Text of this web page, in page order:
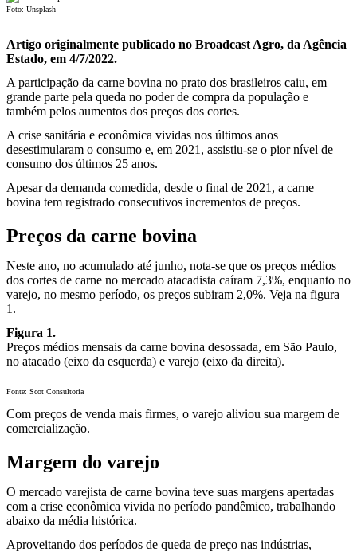
Foto: Unsplash
Artigo originalmente publicado no Broadcast Agro, da Agência
Estado, em 4/7/2022.
A participação da carne bovina no prato dos brasileiros caiu, em
grande parte pela queda no poder de compra da população e
também pelos aumentos dos preços dos cortes.
A crise sanitária e econômica vividas nos últimos anos
desestimularam o consumo e, em 2021, assistiu-se o pior nível de
consumo dos últimos 25 anos.
Apesar da demanda comedida, desde o final de 2021, a carne
bovina tem registrado consecutivos incrementos de preços.
Preços da carne bovina
Neste ano, no acumulado até junho, nota-se que os preços médios
dos cortes de carne no mercado atacadista caíram 7,3%, enquanto no
varejo, no mesmo período, os preços subiram 2,0%. Veja na figura
1.
Figura 1.
Preços médios mensais da carne bovina desossada, em São Paulo,
no atacado (eixo da esquerda) e varejo (eixo da direita).
Fonte: Scot Consultoria
Com preços de venda mais firmes, o varejo aliviou sua margem de
comercialização.
Margem do varejo
O mercado varejista de carne bovina teve suas margens apertadas
com a crise econômica vivida no período pandêmico, trabalhando
abaixo da média histórica.
Aproveitando dos períodos de queda de preço nas indústrias,